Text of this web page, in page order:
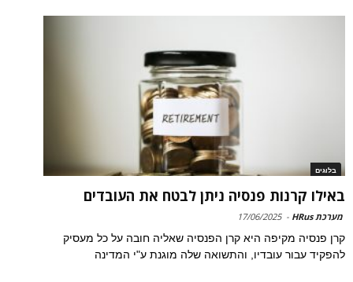
בלוגים
באילו קרנות פנסיה ניתן לבטח את העובדים
מערכת HRus -
17/06/2025
קרן פנסיה מקיפה היא קרן הפנסיה שאליה חובה על כל מעסיק
להפקיד עבור עובדיו, והתשואה שלה מוגנת ע"י המדינה